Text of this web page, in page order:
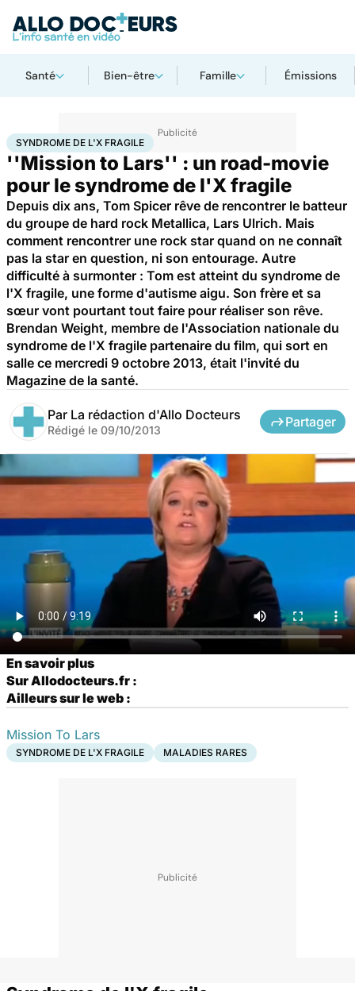
Santé Bien-être Famille Émissions
AccueilSanté MaladiesMaladies raresSyndrome de l'X fragile
SYNDROME DE L'X FRAGILE
''Mission to Lars'' : un road-movie
pour le syndrome de l'X fragile
Depuis dix ans, Tom Spicer rêve de rencontrer le batteur
du groupe de hard rock Metallica, Lars Ulrich. Mais
comment rencontrer une rock star quand on ne connaît
pas la star en question, ni son entourage. Autre
difficulté à surmonter : Tom est atteint du syndrome de
l'X fragile, une forme d'autisme aigu. Son frère et sa
sœur vont pourtant tout faire pour réaliser son rêve.
Brendan Weight, membre de l'Association nationale du
syndrome de l'X fragile partenaire du film, qui sort en
salle ce mercredi 9 octobre 2013, était l'invité du
Magazine de la santé.
Par La rédaction d'Allo Docteurs
Rédigé le 09/10/2013
Partager
En savoir plus
Sur Allodocteurs.fr :
Ailleurs sur le web :
Mission To Lars
SYNDROME DE L'X FRAGILE MALADIES RARES